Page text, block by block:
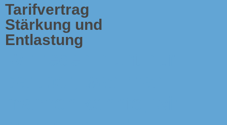
Tarifvertrag
Stärkung und
Entlastung